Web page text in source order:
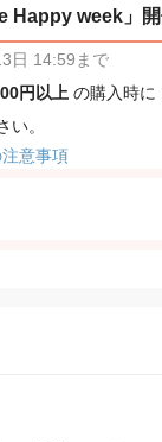
Happy week」開
日 14:59まで
円以上 の購入時に
い。
意事項